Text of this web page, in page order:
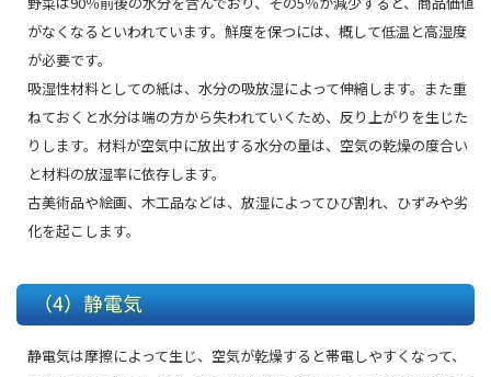
がなくなるといわれています。鮮度を保つには、概して低温と高湿度
が必要です。
吸湿性材料としての紙は、水分の吸放湿によって伸縮します。また重
ねておくと水分は端の方から失われていくため、反り上がりを生じた
りします。材料が空気中に放出する水分の量は、空気の乾燥の度合い
と材料の放湿率に依存します。
古美術品や絵画、木工品などは、放湿によってひび割れ、ひずみや劣
化を起こします。
（4）静電気
静電気は摩擦によって生じ、空気が乾燥すると帯電しやすくなって、